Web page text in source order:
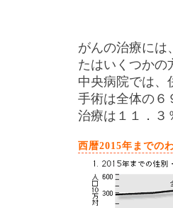
がんの治療には
たはいくつかの
中央病院では、
手術は全体の６
治療は１１．３
西暦2015年までの